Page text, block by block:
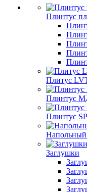
Плинтус
Плитус
Плинтус
Плинтус
Напольный
Заглушки